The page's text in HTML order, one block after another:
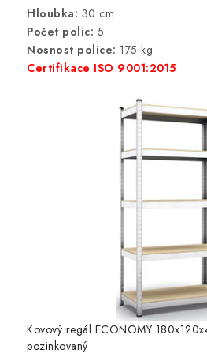
Hloubka: 30 cm
Počet polic: 5
Nosnost police: 175 kg
Certifikace ISO 9001:2015
Kovový regál ECONOMY
pozinkovaný